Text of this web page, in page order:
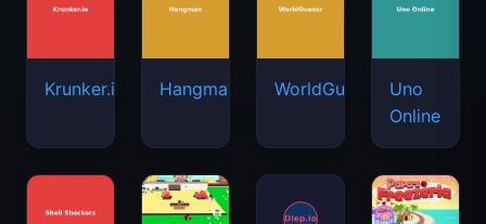
Krunker.io Hangman WorldGuessr
Uno
Online